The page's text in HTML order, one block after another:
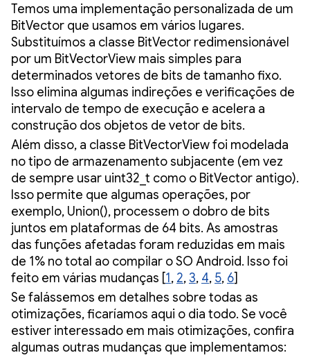
Temos uma implementação personalizada de um
BitVector que usamos em vários lugares.
Substituímos a classe BitVector redimensionável
por um BitVectorView mais simples para
determinados vetores de bits de tamanho fixo.
Isso elimina algumas indireções e verificações de
intervalo de tempo de execução e acelera a
construção dos objetos de vetor de bits.
Além disso, a classe BitVectorView foi modelada
no tipo de armazenamento subjacente (em vez
de sempre usar uint32_t como o BitVector antigo).
Isso permite que algumas operações, por
exemplo, Union(), processem o dobro de bits
juntos em plataformas de 64 bits. As amostras
das funções afetadas foram reduzidas em mais
de 1% no total ao compilar o SO Android. Isso foi
feito em várias mudanças [1, 2,3, 4, 5, 6]
Se falássemos em detalhes sobre todas as
otimizações, ficaríamos aqui o dia todo. Se você
estiver interessado em mais otimizações, confira
algumas outras mudanças que implementamos: